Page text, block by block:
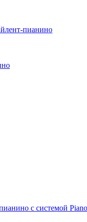
пианино
с системой